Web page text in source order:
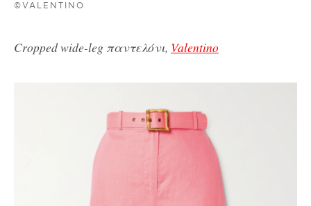
©VALENTINO
Cropped wide-leg παντελόνι, Valentino